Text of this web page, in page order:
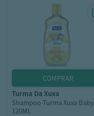
turma da xuxa
Shampoo Turma Xuxa Baby
120ML